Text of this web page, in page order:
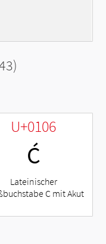
U+0106
Ć
Lateinischer
C mit Akut